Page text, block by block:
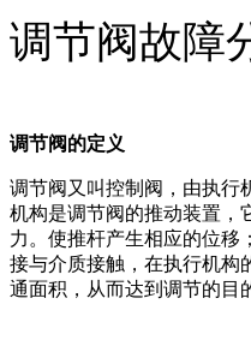
调节阀故障
调节阀的定义
调节阀又叫控制阀，由执行
机构是调节阀的推动装置，
力。使推杆产生相应的位移
接与介质接触，在执行机构
通面积，从而达到调节的目